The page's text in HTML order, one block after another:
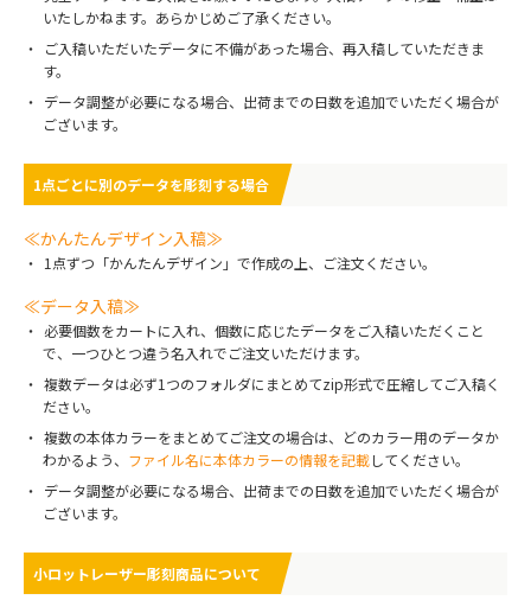
いたしかねます。あらかじめご了承ください。
ご入稿いただいたデータに不備があった場合、再入稿していただきま
す。
データ調整が必要になる場合、出荷までの日数を追加でいただく場合が
ございます。
1点ごとに別のデータを彫刻する場合
≪かんたんデザイン入稿≫
1点ずつ「かんたんデザイン」で作成の上、ご注文ください。
≪データ入稿≫
必要個数をカートに入れ、個数に応じたデータをご入稿いただくこと
で、一つひとつ違う名入れでご注文いただけます。
複数データは必ず1つのフォルダにまとめてzip形式で圧縮してご入稿く
ださい。
複数の本体カラーをまとめてご注文の場合は、どのカラー用のデータか
わかるよう、 ファイル名に本体カラーの情報を記載してください。
データ調整が必要になる場合、出荷までの日数を追加でいただく場合が
ございます。
小ロットレーザー彫刻商品について